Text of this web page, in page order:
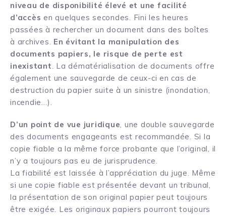
niveau de disponibilité élevé et une facilité
d’accès en quelques secondes. Fini les heures
passées à rechercher un document dans des boîtes
à archives. En évitant la manipulation des
documents papiers, le risque de perte est
inexistant. La dématérialisation de documents offre
également une sauvegarde de ceux-ci en cas de
destruction du papier suite à un sinistre (inondation,
incendie…).
D’un point de vue juridique, une double sauvegarde
des documents engageants est recommandée. Si la
copie fiable a la même force probante que l’original, il
n’y a toujours pas eu de jurisprudence.
La fiabilité est laissée à l’appréciation du juge. Même
si une copie fiable est présentée devant un tribunal,
la présentation de son original papier peut toujours
être exigée. Les originaux papiers pourront toujours